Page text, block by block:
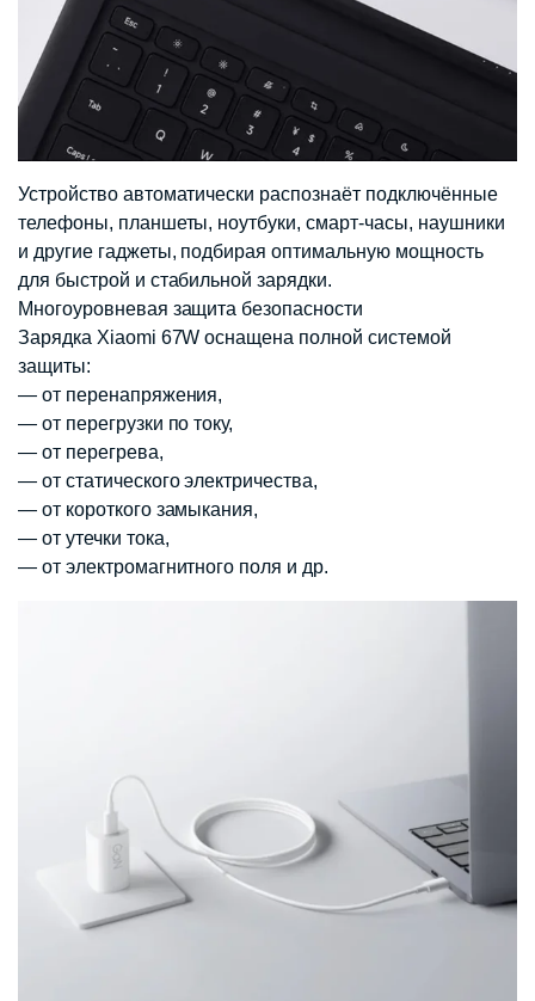
Устройство автоматически распознаёт подключённые
телефоны, планшеты, ноутбуки, смарт-часы, наушники
и другие гаджеты, подбирая оптимальную мощность
для быстрой и стабильной зарядки.
Многоуровневая защита безопасности
Зарядка Xiaomi 67W оснащена полной системой
защиты:
— от перенапряжения,
— от перегрузки по току,
— от перегрева,
— от статического электричества,
— от короткого замыкания,
— от утечки тока,
— от электромагнитного поля и др.